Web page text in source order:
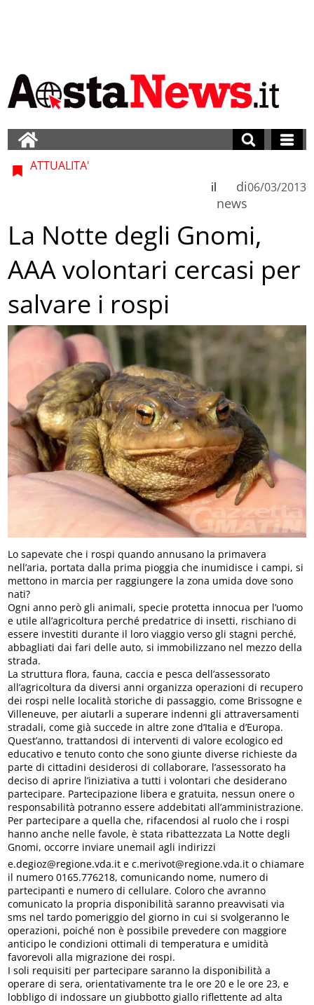
ATTUALITA'
di
news
il 06/03/2013
La Notte degli Gnomi,
AAA volontari cercasi per
salvare i rospi
Lo sapevate che i rospi quando annusano la primavera
nell’aria, portata dalla prima pioggia che inumidisce i campi, si
mettono in marcia per raggiungere la zona umida dove sono
nati?
Ogni anno però gli animali, specie protetta innocua per l’uomo
e utile all’agricoltura perché predatrice di insetti, rischiano di
essere investiti durante il loro viaggio verso gli stagni perché,
abbagliati dai fari delle auto, si immobilizzano nel mezzo della
strada.
La struttura flora, fauna, caccia e pesca dell’assessorato
all’agricoltura da diversi anni organizza operazioni di recupero
dei rospi nelle località storiche di passaggio, come Brissogne e
Villeneuve, per aiutarli a superare indenni gli attraversamenti
stradali, come già succede in altre zone d’Italia e d’Europa.
Quest’anno, trattandosi di interventi di valore ecologico ed
educativo e tenuto conto che sono giunte diverse richieste da
parte di cittadini desiderosi di collaborare, l’assessorato ha
deciso di aprire l’iniziativa a tutti i volontari che desiderano
partecipare. Partecipazione libera e gratuita, nessun onere o
responsabilità potranno essere addebitati all’amministrazione.
Per partecipare a quella che, rifacendosi al ruolo che i rospi
hanno anche nelle favole, è stata ribattezzata La Notte degli
Gnomi, occorre inviare unemail agli indirizzi
e.degioz@regione.vda.it e c.merivot@regione.vda.it o chiamare
il numero 0165.776218, comunicando nome, numero di
partecipanti e numero di cellulare. Coloro che avranno
comunicato la propria disponibilità saranno preavvisati via
sms nel tardo pomeriggio del giorno in cui si svolgeranno le
operazioni, poiché non è possibile prevedere con maggiore
anticipo le condizioni ottimali di temperatura e umidità
favorevoli alla migrazione dei rospi.
I soli requisiti per partecipare saranno la disponibilità a
operare di sera, orientativamente tra le ore 20 e le ore 23, e
lobbligo di indossare un giubbotto giallo riflettente ad alta